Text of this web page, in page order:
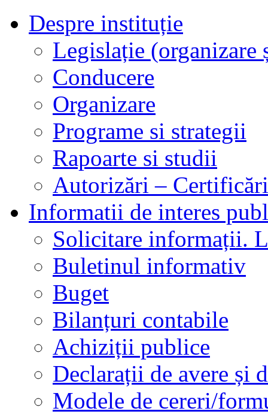
Despre instituție
Legislație
Conducere
Organizare
Programe si strategii
Rapoarte si studii
Autorizări –
Informatii de interes
Solicitare informații.
Buletinul informativ
Buget
Bilanțuri contabile
Achiziții publice
Declarații de avere și
Modele de cereri/